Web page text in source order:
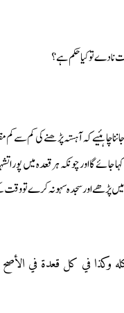
نا دے تو کیا حکم ہے؟
جاننا چاہئیے کہ آہستہ پڑھنے کی کم
گا اور چونکہ ہر قعدہ میں پورا
پڑھے اور سجدہ سہو نہ کرے تو وقت
وكذا في كل قعدة في الأصح